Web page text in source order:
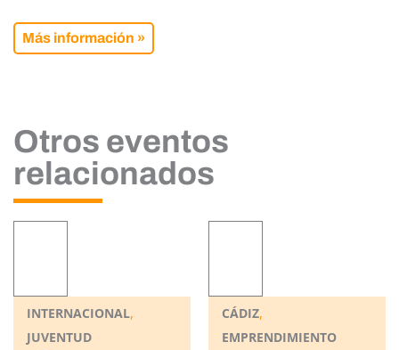
Más información »
Otros eventos
relacionados
INTERNACIONAL,
JUVENTUD
CÁDIZ,
EMPRENDIMIENTO